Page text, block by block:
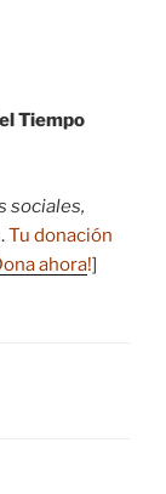
Tiempo
sociales,
.Tu donación
ahora!]